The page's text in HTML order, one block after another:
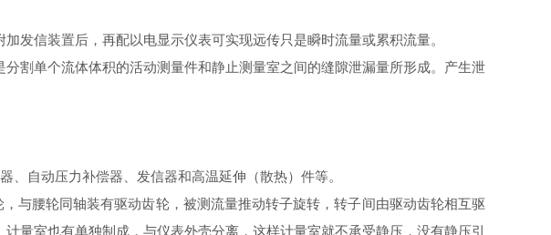
发信装置后，再配以电显示仪表可实现远传只是瞬时流量或累积流量。
分割单个流体体积的活动测量件和静止测量室之间的缝隙泄漏量所形成。产生泄
自动压力补偿器、发信器和高温延伸（散热）件等。
，与腰轮同轴装有驱动齿轮，被测流量推动转子旋转，转子间由驱动齿轮相互驱
量室也有单独制成，与仪表外壳分离，这样计量室就不承受静压，没有静压引